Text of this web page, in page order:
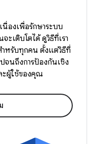
นื่องเพื่อรักษาระบบ
ะเติบโตได้ ดูวิธีที่เรา
หรับทุกคน ตั้งแต่วิธีที่
จนถึงการป้องกันเชิง
ะผู้ใช้ของคุณ